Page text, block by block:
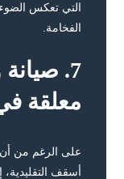
التي تعكس
الفخامة.
7.
معلقة
على الرغم من
أسقف التقليدية،